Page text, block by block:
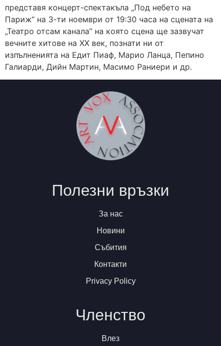
представя концерт-спектакъла „Под небето на
Париж“ на 3-ти ноември от 19:30 часа на сцената на
„Театро отсам канала” на която сцена ще зазвучат
вечните хитове на ХХ век, познати ни от
изпълненията на Едит Пиаф, Марио Ланца, Пепино
Галиарди, Дийн Мартин, Масимо Раниери и др.
Полезни връзки
За нас
Новини
Събития
Контакти
Privacy Policy
Членство
Влез